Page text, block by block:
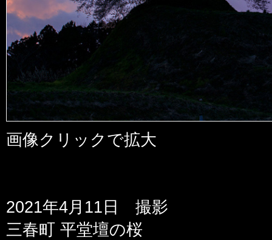
画像クリックで拡大
2021年4月11日 撮影
三春町 平堂壇の桜